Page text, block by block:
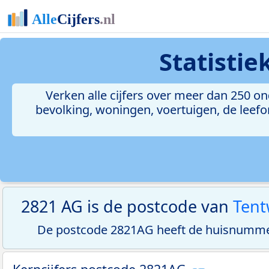
Verken alle cijfers over meer dan 250
bevolking, woningen, voertuigen, de
2821 AG is de postcode van
De postcode 2821AG heeft de